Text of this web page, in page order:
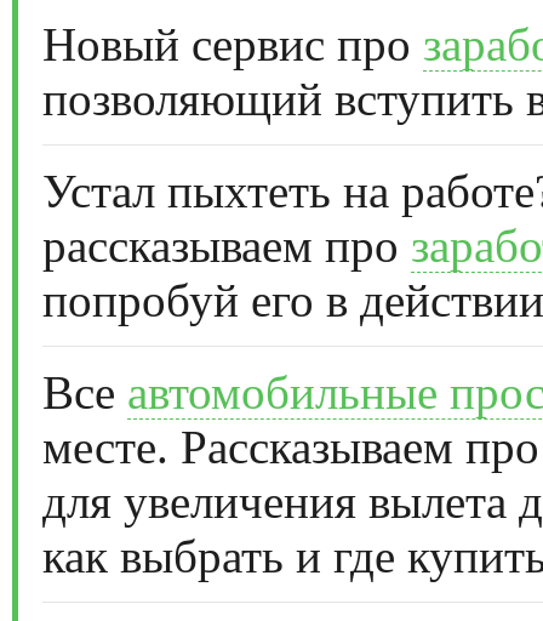
Новый сервис про
позволяющий вступить
Устал пыхтеть на
рассказываем про
попробуй его в
Все автомобильные
месте. Рассказываем
для увеличения вылета
как выбрать и где